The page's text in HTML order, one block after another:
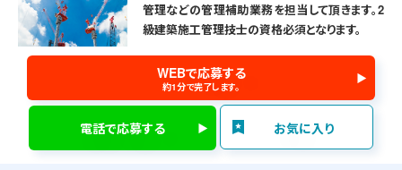
管理などの管理補助業務を担当して頂きます。2
級建築施工管理技士の資格必須となります。
WEBで応募する
約1分で完了します。
電話で応募する お気に入り